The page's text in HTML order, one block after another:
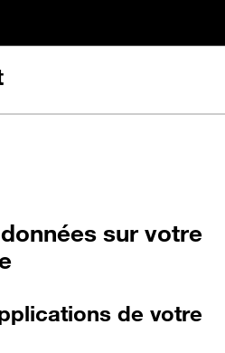
sur votre
de votre